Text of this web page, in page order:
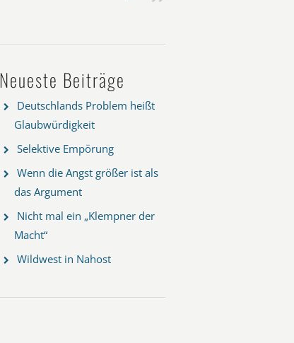
Neueste Beiträge
Deutschlands Problem heißt
Glaubwürdigkeit
Selektive Empörung
Wenn die Angst größer ist als
das Argument
Nicht mal ein „Klempner der
Macht“
Wildwest in Nahost